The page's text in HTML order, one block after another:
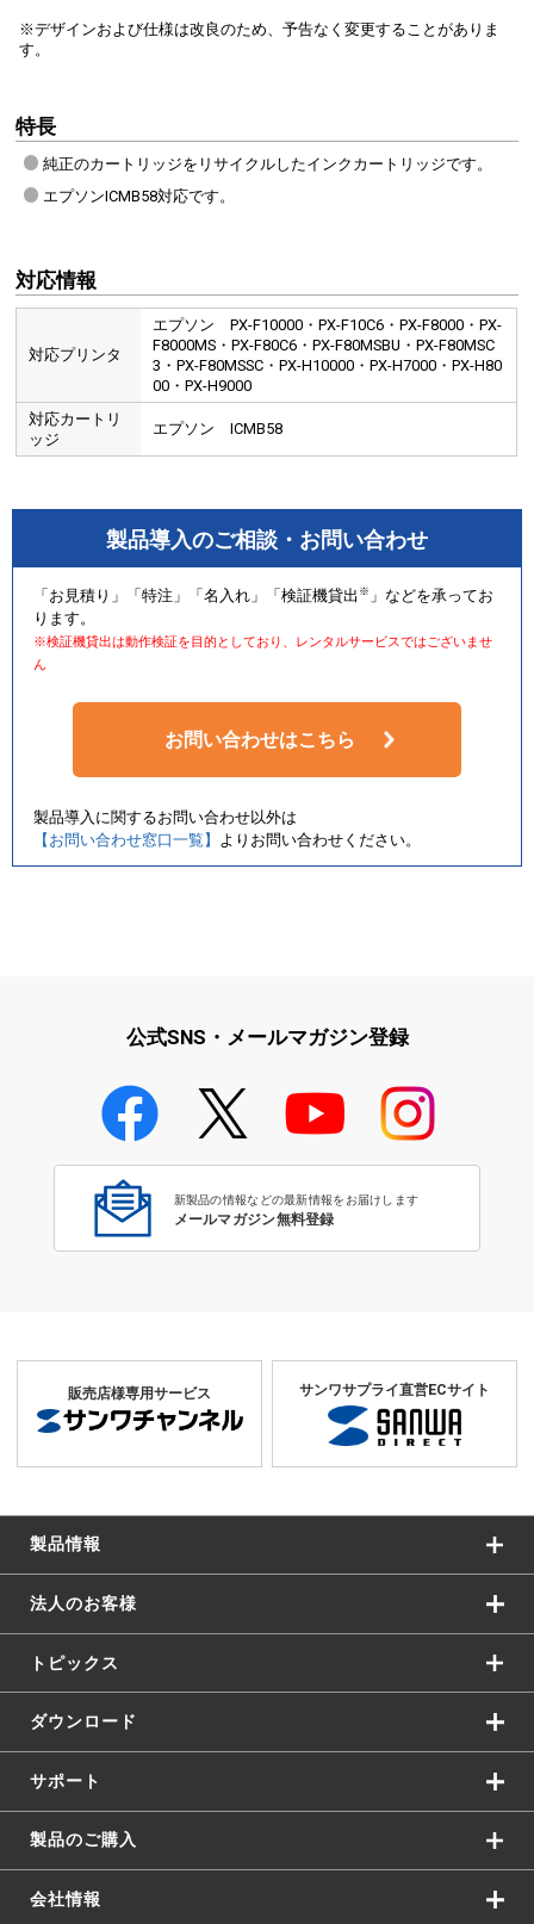
※デザインおよび仕様は改良のため、予告なく変更することがありま
す。
特長
純正のカートリッジをリサイクルしたインクカートリッジです。
エプソンICMB58対応です。
対応情報
対応プリンタ
エプソン PX-F10000・PX-F10C6・PX-F8000・PX-
F8000MS・PX-F80C6・PX-F80MSBU・PX-F80MSC
3・PX-F80MSSC・PX-H10000・PX-H7000・PX-H80
00・PX-H9000
対応カートリ
ッジ
エプソン ICMB58
製品導入のご相談・お問い合わせ
「お見積り」「特注」「名入れ」「検証機貸出 ※ 」などを承ってお
ります。
※検証機貸出は動作検証を目的としており、レンタルサービスではございませ
ん
お問い合わせはこちら
製品導入に関するお問い合わせ以外は
【お問い合わせ窓口一覧】
よりお問い合わせください。
公式SNS・メールマガジン登録
新製品の情報などの最新情報をお届けします
メールマガジン無料登録
販売店様専用サービス サンワサプライ直営ECサイト
製品情報
法人のお客様
トピックス
ダウンロード
サポート
製品のご購入
会社情報